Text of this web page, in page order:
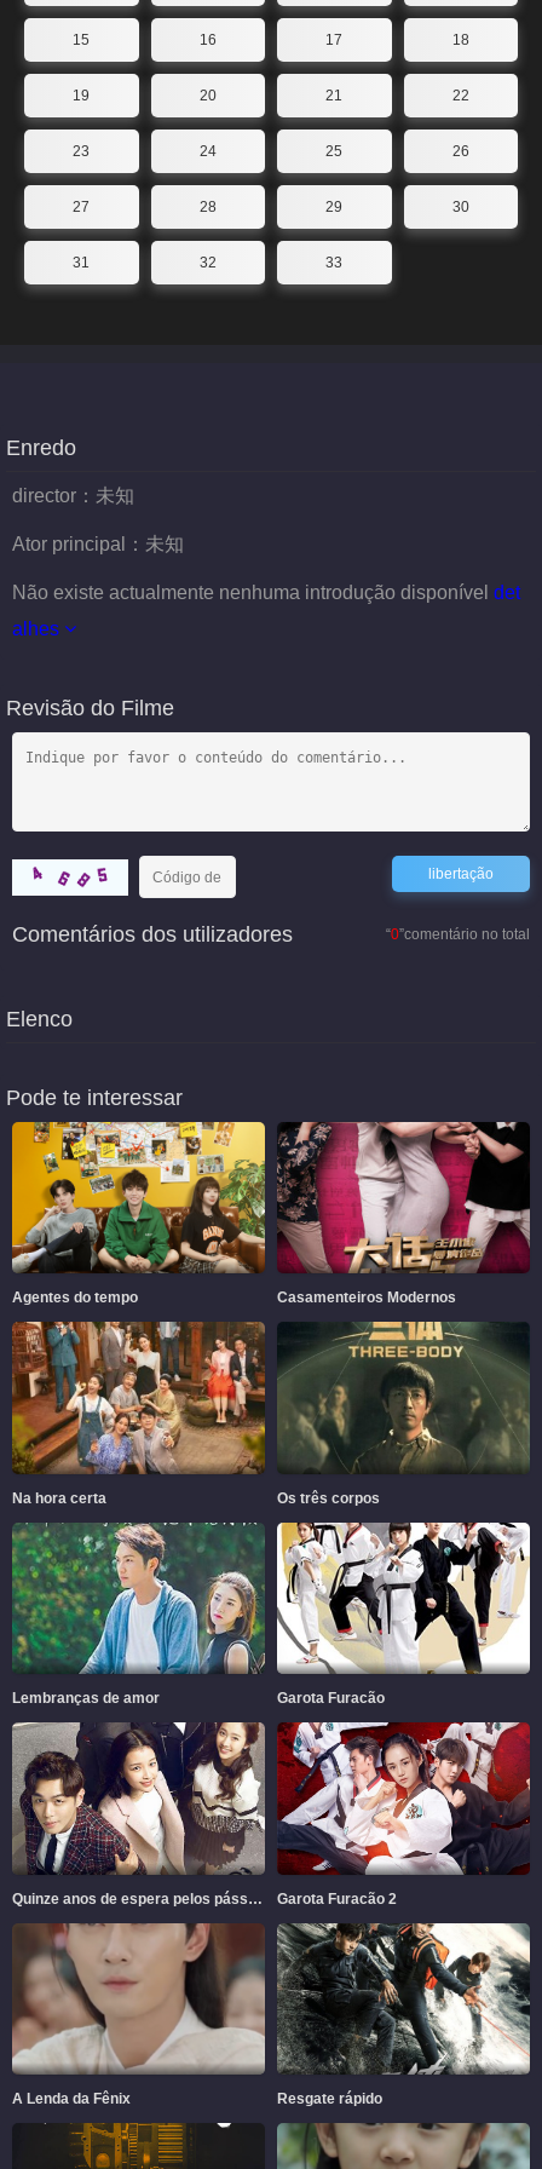
15 16 17 18
19 20 21 22
23 24 25 26
27 28 29 30
31 32 33
Enredo
director： 未知
Ator principal： 未知
Não existe actualmente nenhuma introdução disponível det
alhes
Revisão do Filme
“0”comentário no total
Comentários dos utilizadores
Elenco
Pode te interessar
Agentes do tempo Casamenteiros Modernos
Na hora certa Os três corpos
Lembranças de amor Garota Furacão
Quinze anos de espera pelos pássaros migratórios Garota Furacão 2
A Lenda da Fênix Resgate rápido